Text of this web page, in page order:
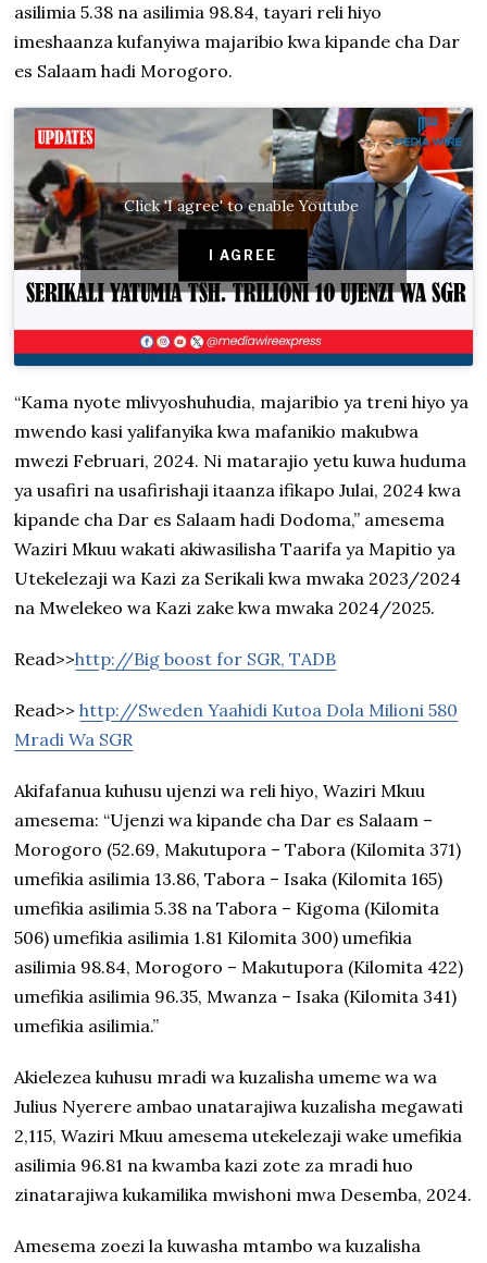
asilimia 5.38 na asilimia 98.84, tayari reli hiyo
imeshaanza kufanyiwa majaribio kwa kipande cha Dar
es Salaam hadi Morogoro.
Click 'I agree' to enable Youtube
I AGREE
“Kama nyote mlivyoshuhudia, majaribio ya treni hiyo ya
mwendo kasi yalifanyika kwa mafanikio makubwa
mwezi Februari, 2024. Ni matarajio yetu kuwa huduma
ya usafiri na usafirishaji itaanza ifikapo Julai, 2024 kwa
kipande cha Dar es Salaam hadi Dodoma,” amesema
Waziri Mkuu wakati akiwasilisha Taarifa ya Mapitio ya
Utekelezaji wa Kazi za Serikali kwa mwaka 2023/2024
na Mwelekeo wa Kazi zake kwa mwaka 2024/2025.
Read>>http://Big boost for SGR, TADB
Read>>http://Sweden Yaahidi Kutoa Dola Milioni 580
Mradi Wa SGR
Akifafanua kuhusu ujenzi wa reli hiyo, Waziri Mkuu
amesema: “Ujenzi wa kipande cha Dar es Salaam –
Morogoro (52.69, Makutupora – Tabora (Kilomita 371)
umefikia asilimia 13.86, Tabora – Isaka (Kilomita 165)
umefikia asilimia 5.38 na Tabora – Kigoma (Kilomita
506) umefikia asilimia 1.81 Kilomita 300) umefikia
asilimia 98.84, Morogoro – Makutupora (Kilomita 422)
umefikia asilimia 96.35, Mwanza – Isaka (Kilomita 341)
umefikia asilimia.”
Akielezea kuhusu mradi wa kuzalisha umeme wa wa
Julius Nyerere ambao unatarajiwa kuzalisha megawati
2,115, Waziri Mkuu amesema utekelezaji wake umefikia
asilimia 96.81 na kwamba kazi zote za mradi huo
zinatarajiwa kukamilika mwishoni mwa Desemba, 2024.
Amesema zoezi la kuwasha mtambo wa kuzalisha